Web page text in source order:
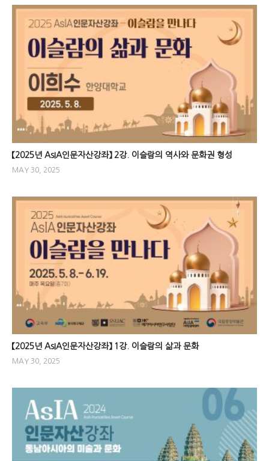
【2025년 AsIA인문자산강좌】 2강. 이슬람의 역사와 문화권 형성
MAY 30, 2025
【2025년 AsIA인문자산강좌】 1강. 이슬람의 삶과 문화
MAY 30, 2025